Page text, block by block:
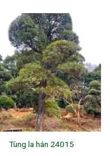
Tùng la hán 24015